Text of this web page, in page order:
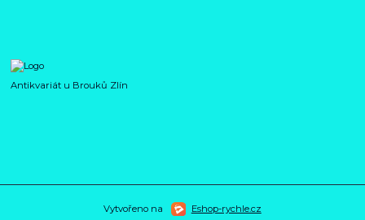
Antikvariát u Brouků Zlín
Vytvořeno na Eshop-rychle.cz